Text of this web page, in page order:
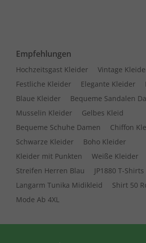
Empfehlungen
Hochzeitsgast Kleider
Vintage
Festliche Kleider
Elegante Kleider
Blaue Kleider
Bequeme Sandalen
Musselin Kleider
Gelbes Kleid
Bequeme Schuhe Damen
Chiffon
Schwarze Kleider
Boho Kleider
Kleider mit Punkten
Weiße Kleider
Streifen Herren Blau
JP1880 T-Shirts
Langarm Tunika Midikleid
Shirt 50
Mode Ab 4XL